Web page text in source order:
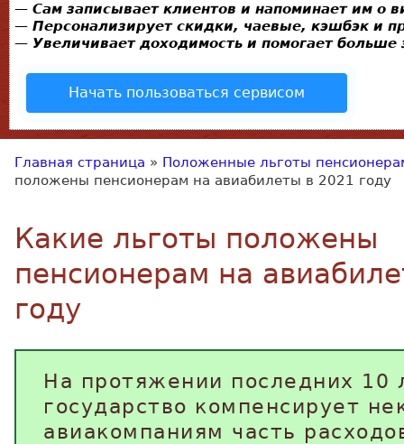
— Сам записывает клиентов и напоминает им о
— Персонализирует скидки, чаевые, кэшбэк и
— Увеличивает доходимость и помогает больше
Начать пользоваться сервисом
Главная страница » Положенные льготы
положены пенсионерам на авиабилеты в 2021 году
Какие льготы положены
пенсионерам на
году
На протяжении последних 10
государство компенсирует
авиакомпаниям часть